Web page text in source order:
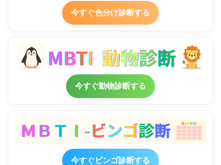
今すぐ色分け診断する
今すぐ動物診断する
今すぐビンゴ診断する